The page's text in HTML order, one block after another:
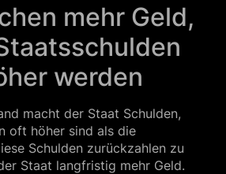
mehr Geld,
werden
macht der Staat Schulden,
oft höher sind als die
Schulden zurückzahlen zu
Staat langfristig mehr Geld.